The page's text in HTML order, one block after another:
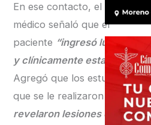
En ese contacto, el
médico señaló que el
paciente “ingresó lúcido
y clínicamente estable”.
Agregó que los estudios
que se le realizaron
revelaron lesiones de